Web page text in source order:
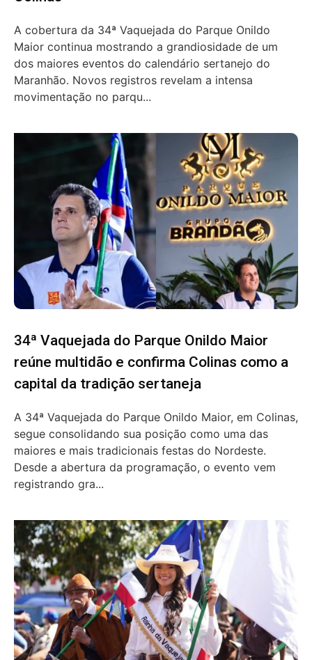
A cobertura da 34ª Vaquejada do Parque Onildo
Maior continua mostrando a grandiosidade de um
dos maiores eventos do calendário sertanejo do
Maranhão. Novos registros revelam a intensa
movimentação no parqu...
34ª Vaquejada do Parque Onildo Maior
reúne multidão e confirma Colinas como a
capital da tradição sertaneja
A 34ª Vaquejada do Parque Onildo Maior, em Colinas,
segue consolidando sua posição como uma das
maiores e mais tradicionais festas do Nordeste.
Desde a abertura da programação, o evento vem
registrando gra...